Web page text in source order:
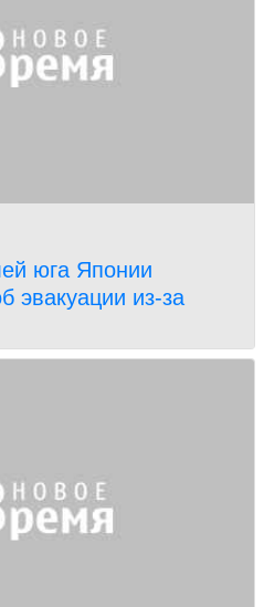
юга Японии
эвакуации из-за